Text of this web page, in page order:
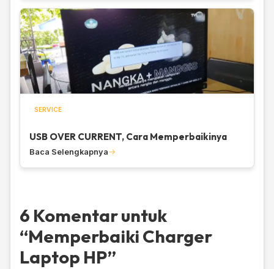
SERVICE
USB OVER CURRENT, Cara Memperbaikinya
Baca Selengkapnya
6 Komentar untuk
“Memperbaiki Charger
Laptop HP”